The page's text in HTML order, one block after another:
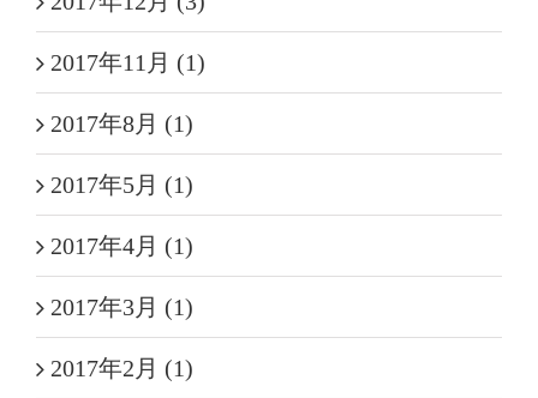
2017年11月 (1)
2017年8月 (1)
2017年5月 (1)
2017年4月 (1)
2017年3月 (1)
2017年2月 (1)